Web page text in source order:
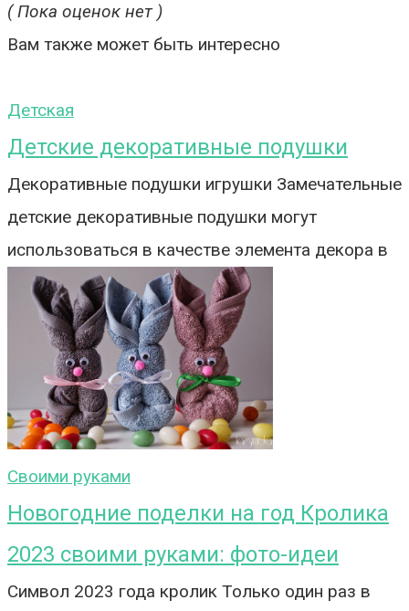
( Пока оценок нет )
Вам также может быть интересно
Детская
Детские декоративные подушки
Декоративные подушки игрушки Замечательные
детские декоративные подушки могут
использоваться в качестве элемента декора в
Своими руками
Новогодние поделки на год Кролика
2023 своими руками: фото-идеи
Символ 2023 года кролик Только один раз в